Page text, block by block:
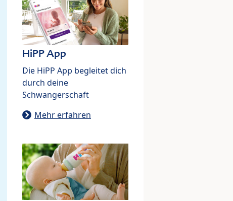
HiPP App
Die HiPP App begleitet dich
durch deine
Schwangerschaft
Mehr erfahren